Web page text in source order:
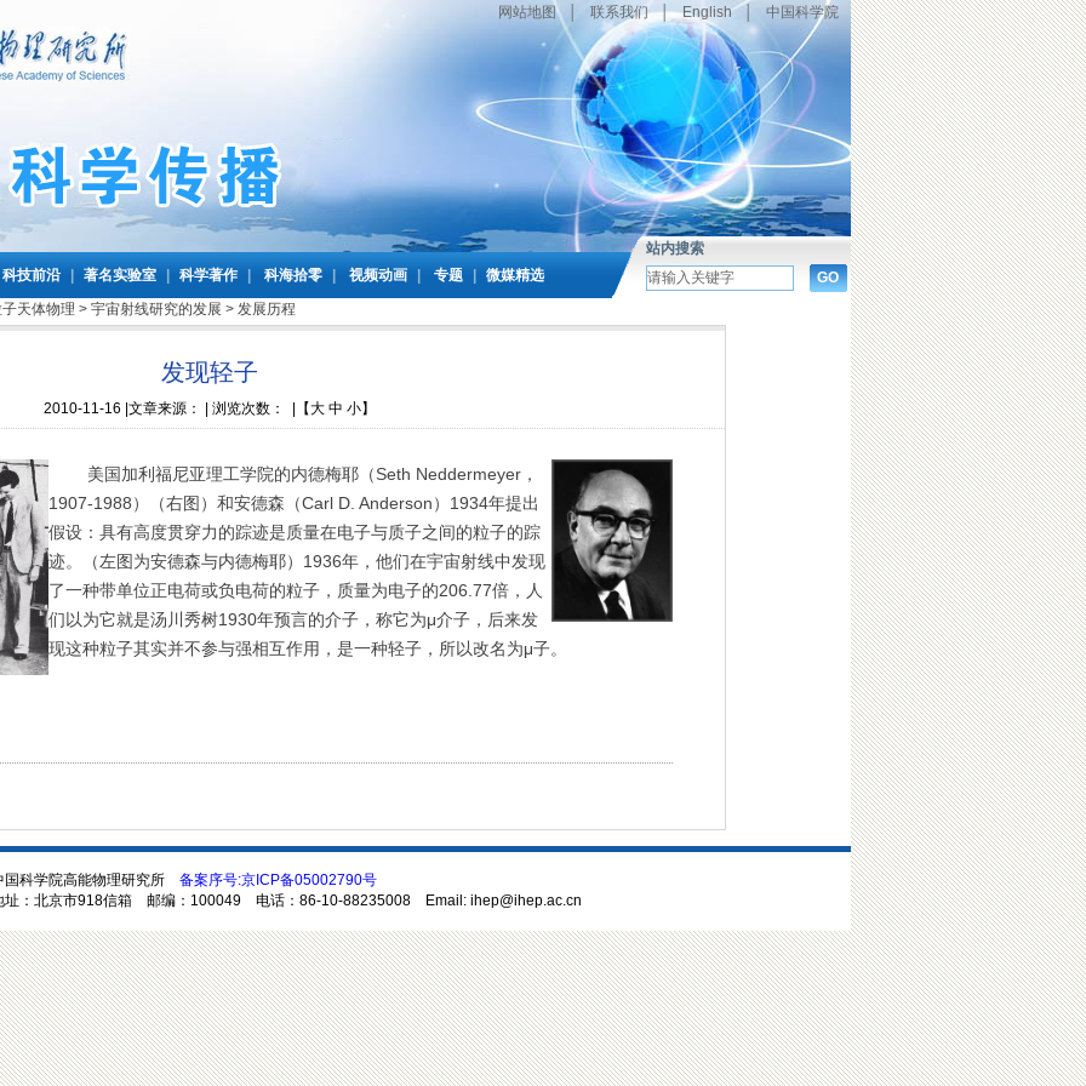
网站地图 联系我们 │ English 中国科学院
科技前沿 著名实验室 科学著作 科海拾零 视频动画 专题 微媒精选
站内搜索
天体物理 > 宇宙射线研究的发展 > 发展历程
发现轻子
2010-11-16 |文章来源： | 浏览次数： 【大 中 小】
美国加利福尼亚理工学院的内德梅耶（Seth Neddermeyer，
1907-1988）（右图）和安德森（Carl D. Anderson）1934年提出
假设：具有高度贯穿力的踪迹是质量在电子与质子之间的粒子的踪
迹。（左图为安德森与内德梅耶）1936年，他们在宇宙射线中发现
了一种带单位正电荷或负电荷的粒子，质量为电子的206.77倍，人
们以为它就是汤川秀树1930年预言的介子，称它为μ介子，后来发
现这种粒子其实并不参与强相互作用，是一种轻子，所以改名为μ子。
国科学院高能物理研究所 备案序号:京ICP备05002790号
址：北京市918信箱 邮编：100049 电话：86-10-88235008 Email: ihep@ihep.ac.cn